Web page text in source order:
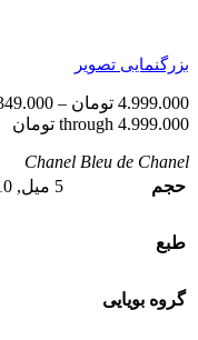
بزرگنمایی تصویر
4.999.000 تومان –
through 4.999.000 تومان
Chanel Bleu de Chanel
حجم
5 میل ,
10
طبع
گروه بویایی